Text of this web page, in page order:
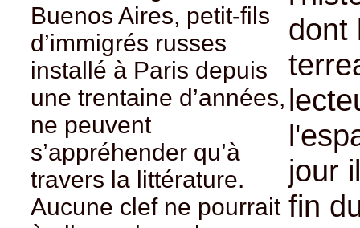
Buenos Aires, petit-fils
d’immigrés russes
installé à Paris depuis
une trentaine d’années,
ne peuvent
s’appréhender qu’à
travers la littérature.
Aucune clef ne pourrait
dont
jour
fin